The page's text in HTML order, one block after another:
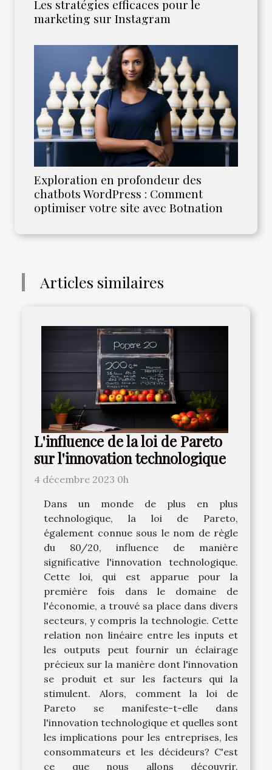
Les stratégies efficaces pour le
marketing sur Instagram
Exploration en profondeur des
chatbots WordPress : Comment
optimiser votre site avec Botnation
Articles similaires
L'influence de la loi de Pareto
sur l'innovation technologique
4 décembre 2023 0h
Dans un monde de plus en plus
technologique, la loi de Pareto,
également connue sous le nom de règle
du 80/20, influence de manière
significative l'innovation technologique.
Cette loi, qui est apparue pour la
première fois dans le domaine de
l'économie, a trouvé sa place dans divers
secteurs, y compris la technologie. Cette
relation non linéaire entre les inputs et
les outputs peut fournir un éclairage
précieux sur la manière dont l'innovation
se produit et sur les facteurs qui la
stimulent. Alors, comment la loi de
Pareto se manifeste-t-elle dans
l'innovation technologique et quelles sont
les implications pour les entreprises, les
consommateurs et les décideurs? C'est
ce que nous allons découvrir.